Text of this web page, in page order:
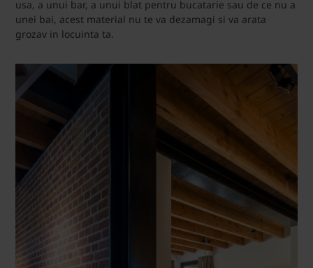
usa, a unui bar, a unui blat pentru bucatarie sau de ce nu a
unei bai, acest material nu te va dezamagi si va arata
grozav in locuinta ta.